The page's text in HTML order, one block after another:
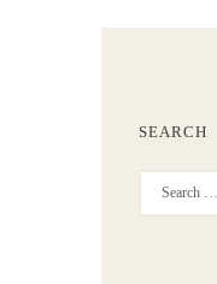
SEARCH